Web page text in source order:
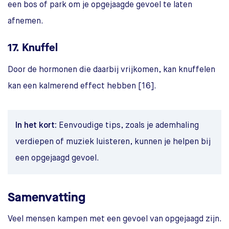
een bos of park om je opgejaagde gevoel te laten
afnemen.
17. Knuffel
Door de hormonen die daarbij vrijkomen, kan knuffelen
kan een kalmerend effect hebben [16].
In het kort: Eenvoudige tips, zoals je ademhaling
verdiepen of muziek luisteren, kunnen je helpen bij
een opgejaagd gevoel.
Samenvatting
Veel mensen kampen met een gevoel van opgejaagd zijn.